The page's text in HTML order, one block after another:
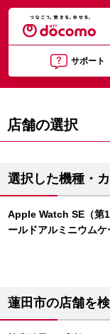
サポート
店舗の選択
選択した機種・
Apple Watch SE（第
ールドアルミニウム
蓮田市の店舗を